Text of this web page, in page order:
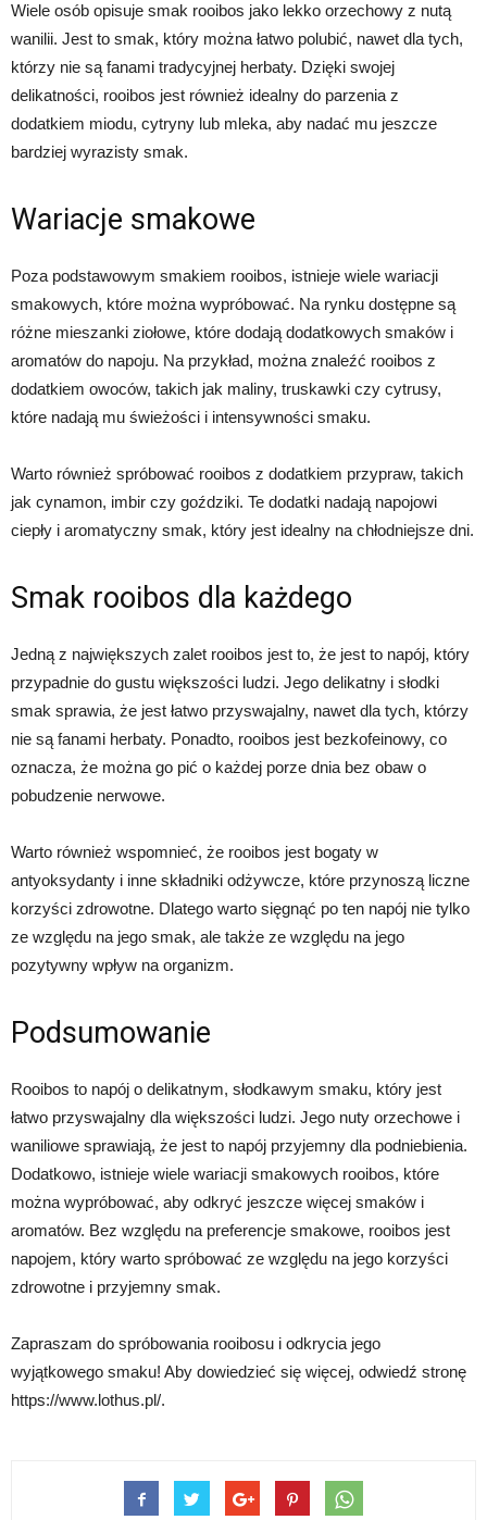
Wiele osób opisuje smak rooibos jako lekko orzechowy z nutą
wanilii. Jest to smak, który można łatwo polubić, nawet dla tych,
którzy nie są fanami tradycyjnej herbaty. Dzięki swojej
delikatności, rooibos jest również idealny do parzenia z
dodatkiem miodu, cytryny lub mleka, aby nadać mu jeszcze
bardziej wyrazisty smak.
Wariacje smakowe
Poza podstawowym smakiem rooibos, istnieje wiele wariacji
smakowych, które można wypróbować. Na rynku dostępne są
różne mieszanki ziołowe, które dodają dodatkowych smaków i
aromatów do napoju. Na przykład, można znaleźć rooibos z
dodatkiem owoców, takich jak maliny, truskawki czy cytrusy,
które nadają mu świeżości i intensywności smaku.
Warto również spróbować rooibos z dodatkiem przypraw, takich
jak cynamon, imbir czy goździki. Te dodatki nadają napojowi
ciepły i aromatyczny smak, który jest idealny na chłodniejsze dni.
Smak rooibos dla każdego
Jedną z największych zalet rooibos jest to, że jest to napój, który
przypadnie do gustu większości ludzi. Jego delikatny i słodki
smak sprawia, że jest łatwo przyswajalny, nawet dla tych, którzy
nie są fanami herbaty. Ponadto, rooibos jest bezkofeinowy, co
oznacza, że można go pić o każdej porze dnia bez obaw o
pobudzenie nerwowe.
Warto również wspomnieć, że rooibos jest bogaty w
antyoksydanty i inne składniki odżywcze, które przynoszą liczne
korzyści zdrowotne. Dlatego warto sięgnąć po ten napój nie tylko
ze względu na jego smak, ale także ze względu na jego
pozytywny wpływ na organizm.
Podsumowanie
Rooibos to napój o delikatnym, słodkawym smaku, który jest
łatwo przyswajalny dla większości ludzi. Jego nuty orzechowe i
waniliowe sprawiają, że jest to napój przyjemny dla podniebienia.
Dodatkowo, istnieje wiele wariacji smakowych rooibos, które
można wypróbować, aby odkryć jeszcze więcej smaków i
aromatów. Bez względu na preferencje smakowe, rooibos jest
napojem, który warto spróbować ze względu na jego korzyści
zdrowotne i przyjemny smak.
Zapraszam do spróbowania rooibosu i odkrycia jego
wyjątkowego smaku! Aby dowiedzieć się więcej, odwiedź stronę
https://www.lothus.pl/.